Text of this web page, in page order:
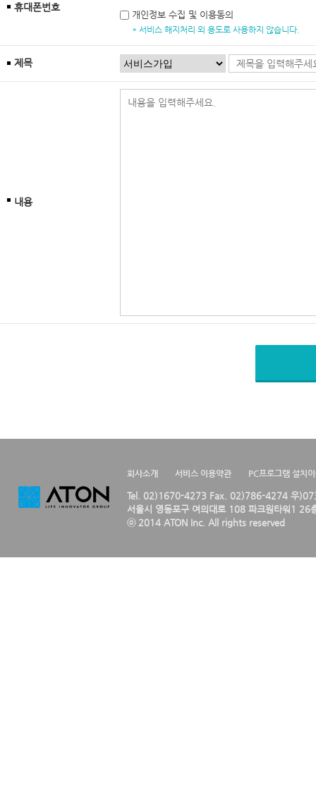
휴대폰번호
개인정보 수집 및 이용동의
* 서비스 해지처리 외 용도로 사용하지 않습니다.
제목
내용
회사소개 서비스 이용약관 PC프로그램 설치
Tel. 02)1670-4273 Fax. 02)786-4274 우
서울시 영등포구 여의대로 108 파크원타워1 26
ⓒ 2014 ATON Inc. All rights reserved